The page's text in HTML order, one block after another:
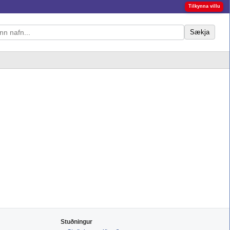
Tilkynna villu
Sækja
Stuðningur